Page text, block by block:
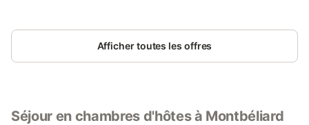
Afficher toutes les offres
Séjour en chambres d'hôtes à Montbéliard